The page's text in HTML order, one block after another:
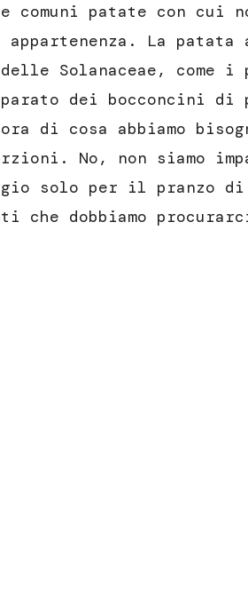
comuni patate con cui
La patata
Solanaceae, come i
dei bocconcini di
di cosa abbiamo
No, non siamo
solo per il pranzo di
che dobbiamo